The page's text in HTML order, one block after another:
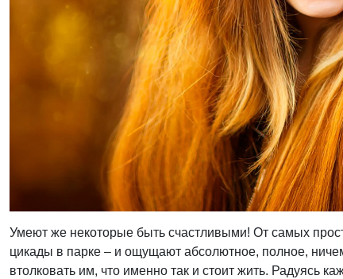
Умеют же некоторые быть счастливыми! От самых
цикады в парке – и ощущают абсолютное, полное,
втолковать им, что именно так и стоит жить. Радуясь